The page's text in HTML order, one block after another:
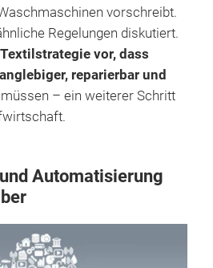
vorschreibt.
Regelungen diskutiert.
vor, dass
reparierbar und
– ein weiterer Schritt
Automatisierung